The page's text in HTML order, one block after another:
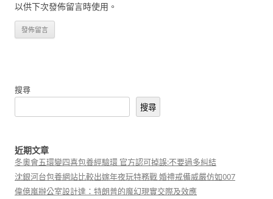
以供下次發佈留言時使用。
搜尋
搜尋
近期文章
冬奧會五環變四喜包養經驗環 官方認可掉誤:不要過多糾結
沈銀河台包養網站比較出嫁年夜玩特務戰 婚禮戒備威嚴仿如007
偉億嵐辦公室設計達：特朗普的魔幻現實交際及效應